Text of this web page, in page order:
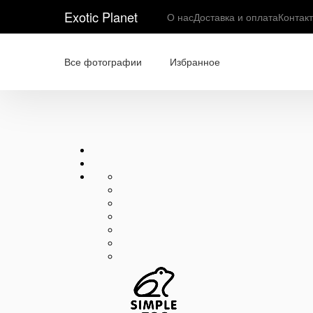
Exotic Planet О насДоставка и оплата
Все фотографии Избранное